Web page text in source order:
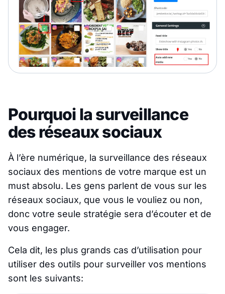
Pourquoi la surveillance
des réseaux sociaux
À l’ère numérique, la surveillance des réseaux
sociaux des mentions de votre marque est un
must absolu. Les gens parlent de vous sur les
réseaux sociaux, que vous le vouliez ou non,
donc votre seule stratégie sera d’écouter et de
vous engager.
Cela dit, les plus grands cas d’utilisation pour
utiliser des outils pour surveiller vos mentions
sont les suivants: